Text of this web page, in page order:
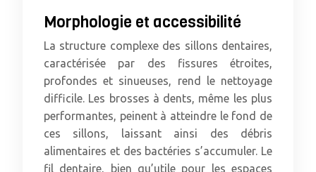
Morphologie et accessibilité
La structure complexe des sillons dentaires,
caractérisée par des fissures étroites,
profondes et sinueuses, rend le nettoyage
difficile. Les brosses à dents, même les plus
performantes, peinent à atteindre le fond de
ces sillons, laissant ainsi des débris
alimentaires et des bactéries s’accumuler. Le
fil dentaire, bien qu’utile pour les espaces